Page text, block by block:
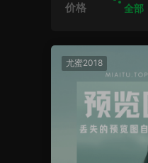
价格 全部
尤蜜2018